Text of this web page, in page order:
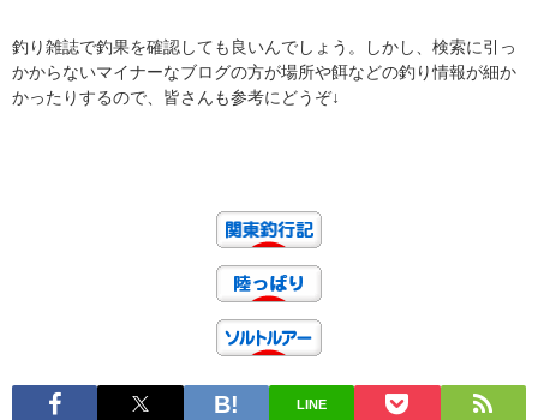
釣り雑誌で釣果を確認しても良いんでしょう。しかし、検索に引っ
かからないマイナーなブログの方が場所や餌などの釣り情報が細か
かったりするので、皆さんも参考にどうぞ↓
LINE